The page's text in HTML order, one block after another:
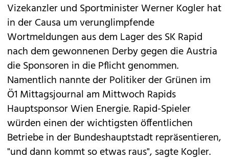
Vizekanzler und Sportminister Werner Kogler hat
in der Causa um verunglimpfende
Wortmeldungen aus dem Lager des SK Rapid
nach dem gewonnenen Derby gegen die Austria
die Sponsoren in die Pflicht genommen.
Namentlich nannte der Politiker der Grünen im
Ö1 Mittagsjournal am Mittwoch Rapids
Hauptsponsor Wien Energie. Rapid-Spieler
würden einen der wichtigsten öffentlichen
Betriebe in der Bundeshauptstadt repräsentieren,
"und dann kommt so etwas raus", sagte Kogler.